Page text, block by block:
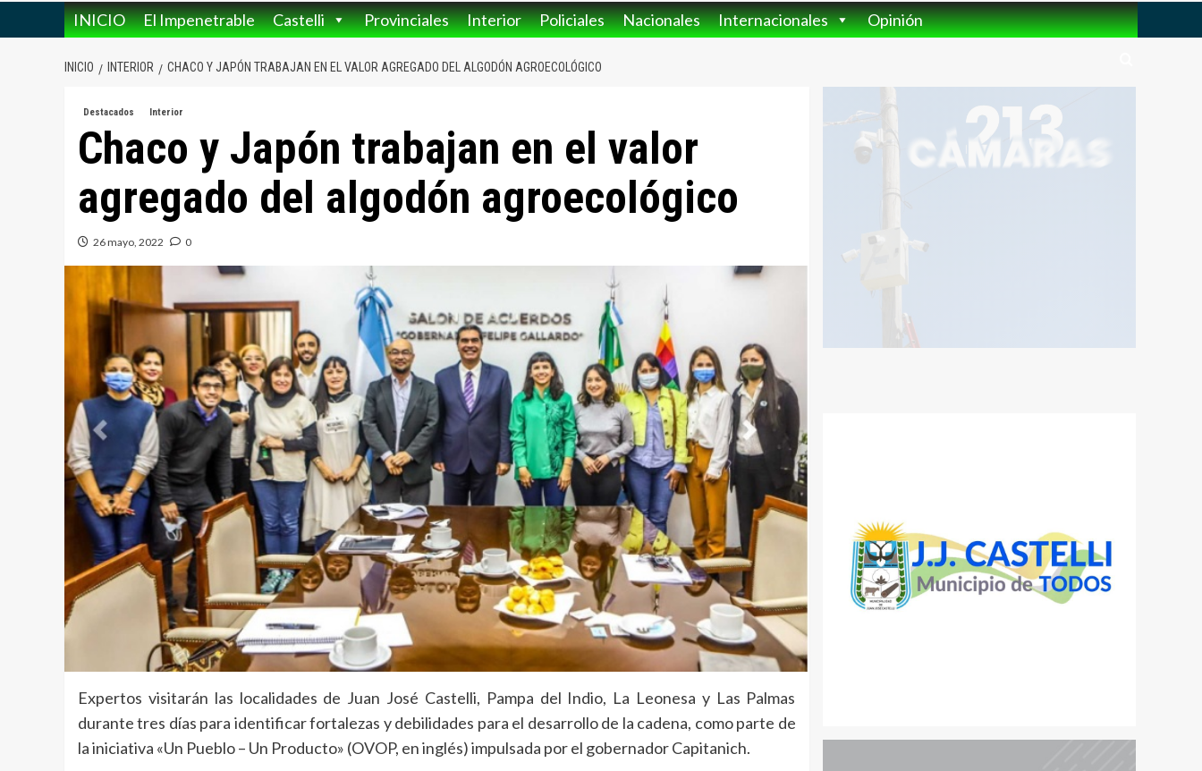
INICIO El Impenetrable Castelli Provinciales Interior Policiales Nacionales Internacionales Opinión
INICIO INTERIOR CHACO Y JAPÓN TRABAJAN EN EL VALOR AGREGADO DEL ALGODÓN AGROECOLÓGICO
Destacados Interior
Chaco y Japón trabajan en el valor
agregado del algodón agroecológico
26 mayo, 2022 0
Expertos visitarán las localidades de Juan José Castelli, Pampa del Indio, La Leonesa y Las Palmas
durante tres días para identificar fortalezas y debilidades para el desarrollo de la cadena, como parte de
la iniciativa «Un Pueblo – Un Producto» (OVOP, en inglés) impulsada por el gobernador Capitanich.